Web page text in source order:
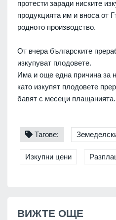
протести заради ниските
продукцията им и вноса от
родното производство.
От вчера българските
изкупуват плодовете.
Има и още една причина за
като изкупят плодовете
бавят с месеци плащанията.
Тагове:
Изкупни цени
ВИЖТЕ ОЩЕ